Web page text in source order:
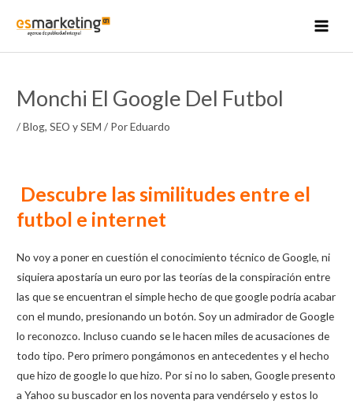
Monchi El Google Del Futbol
/Blog,SEO y SEM / PorEduardo
Descubre las similitudes entre el
futbol e internet
No voy a poner en cuestión el conocimiento técnico de Google, ni
siquiera apostaría un euro por las teorías de la conspiración entre
las que se encuentran el simple hecho de que google podría acabar
con el mundo, presionando un botón. Soy un admirador de Google
lo reconozco. Incluso cuando se le hacen miles de acusaciones de
todo tipo. Pero primero pongámonos en antecedentes y el hecho
que hizo de google lo que hizo. Por si no lo saben, Google presento
a Yahoo su buscador en los noventa para vendérselo y estos lo